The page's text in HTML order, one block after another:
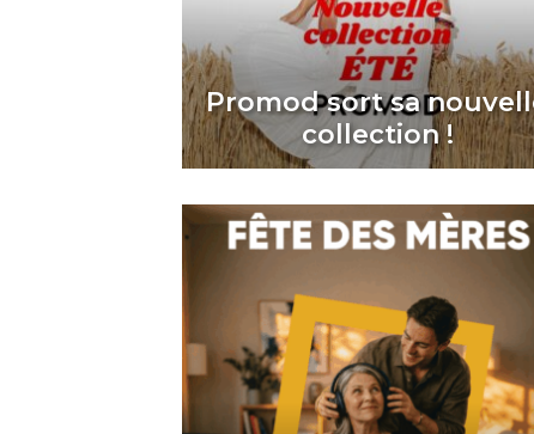
Promod sort sa
collection !